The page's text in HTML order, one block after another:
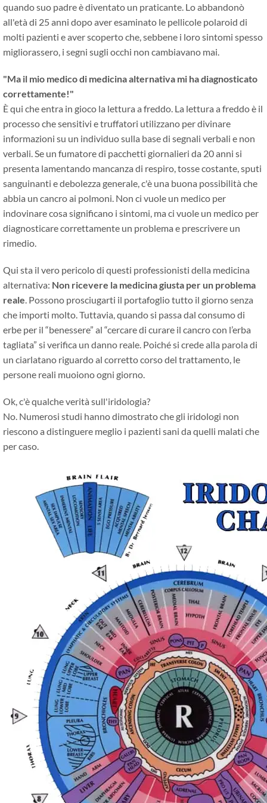
quando suo padre è diventato un praticante. Lo abbandonò
all'età di 25 anni dopo aver esaminato le pellicole polaroid di
molti pazienti e aver scoperto che, sebbene i loro sintomi spesso
migliorassero, i segni sugli occhi non cambiavano mai.
"Ma il mio medico di medicina alternativa mi ha diagnosticato
correttamente!"
È qui che entra in gioco la lettura a freddo. La lettura a freddo è il
processo che sensitivi e truffatori utilizzano per divinare
informazioni su un individuo sulla base di segnali verbali e non
verbali. Se un fumatore di pacchetti giornalieri da 20 anni si
presenta lamentando mancanza di respiro, tosse costante, sputi
sanguinanti e debolezza generale, c'è una buona possibilità che
abbia un cancro ai polmoni. Non ci vuole un medico per
indovinare cosa significano i sintomi, ma ci vuole un medico per
diagnosticare correttamente un problema e prescrivere un
rimedio.
Qui sta il vero pericolo di questi professionisti della medicina
alternativa: Non ricevere la medicina giusta per un problema
reale. Possono prosciugarti il ​​portafoglio tutto il giorno senza
che importi molto. Tuttavia, quando si passa dal consumo di
erbe per il “benessere” al “cercare di curare il cancro con l’erba
tagliata” si verifica un danno reale. Poiché si crede alla parola di
un ciarlatano riguardo al corretto corso del trattamento, le
persone reali muoiono ogni giorno.
Ok, c'è qualche verità sull'iridologia?
No. Numerosi studi hanno dimostrato che gli iridologi non
riescono a distinguere meglio i pazienti sani da quelli malati che
per caso.